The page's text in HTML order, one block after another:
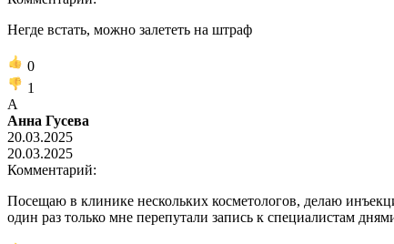
Негде встать, можно залететь на штраф
0
1
А
Анна Гусева
20.03.2025
20.03.2025
Комментарий:
Посещаю в клинике нескольких косметологов, делаю
один раз только мне перепутали запись к специалистам